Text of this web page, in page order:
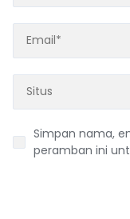
Simpan nama,
peramban ini